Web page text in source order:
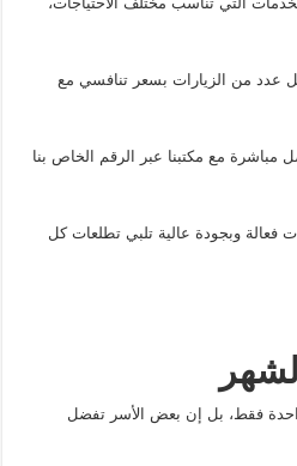
عدد من الزيارات بسعر تنافسي مع
مباشرة مع مكتبنا عبر الرقم الخاص بنا
فعالة وبجودة عالية تلبي تطلعات كل
واحدة فقط، بل إن بعض الأسر تفضل